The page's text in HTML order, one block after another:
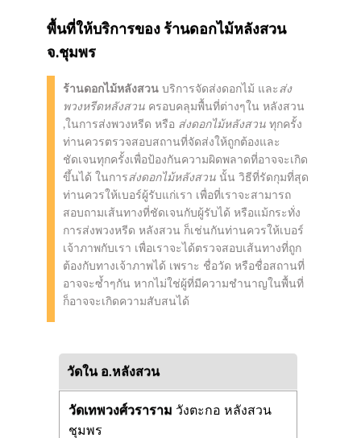
พื้นที่ให้บริการของ ร้านดอกไม้หลังสวน
จ.ชุมพร
ร้านดอกไม้หลังสวน บริการจัดส่งดอกไม้ และ ส่ง
พวงหรีดหลังสวน ครอบคลุมพื้นที่ต่างๆใน หลังสวน
,ในการส่งพวงหรีด หรือ ส่งดอกไม้หลังสวน ทุกครั้ง
ท่านควรตรวจสอบสถานที่จัดส่งให้ถูกต้องและ
ชัดเจนทุกครั้งเพื่อป้องกันความผิดพลาดที่อาจจะเกิด
ขึ้นได้ ในการส่งดอกไม้หลังสวน นั้น วิธีที่รัดกุมที่สุด
ท่านควรให้เบอร์ผู้รับแก่เรา เพื่อที่เราจะสามารถ
สอบถามเส้นทางที่ชัดเจนกับผู้รับได้ หรือแม้กระทั่ง
การส่งพวงหรีด หลังสวน ก็เช่นกันท่านควรให้เบอร์
เจ้าภาพกับเรา เพื่อเราจะได้ตรวจสอบเส้นทางที่ถูก
ต้องกับทางเจ้าภาพได้ เพราะ ชื่อวัด หรือชื่อสถานที่
อาจจะซ้ำๆกัน หากไม่ใช่ผู้ที่มีความชำนาญในพื้นที่
ก็อาจจะเกิดความสับสนได้
วัดใน อ.หลังสวน
วัดเทพวงศ์วราราม วังตะกอ หลังสวน
ชุมพร